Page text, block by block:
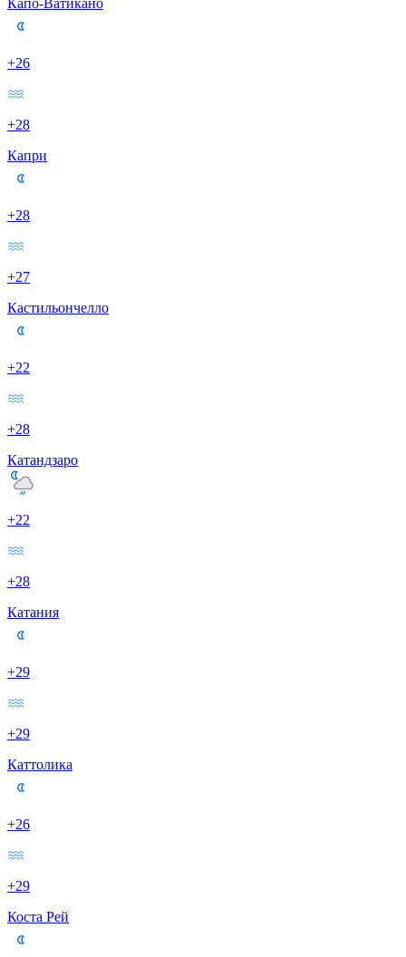
+26
+28
Капри
+28
+27
Кастильончелло
+22
+28
Катандзаро
+22
+28
Катания
+29
+29
Каттолика
+26
+29
Коста Рей